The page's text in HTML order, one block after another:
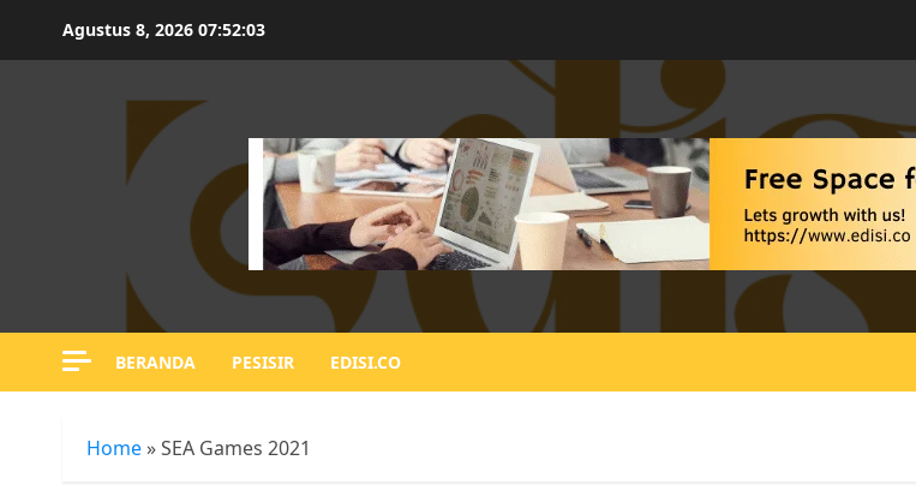
Agustus 8, 2026 07:52:03
BERANDA PESISIR EDISI.CO
Home »SEA Games 2021